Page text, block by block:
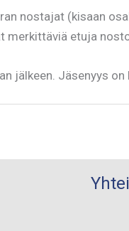
nostajat (kisaan
merkittäviä etuja
jälkeen. Jäsenyys